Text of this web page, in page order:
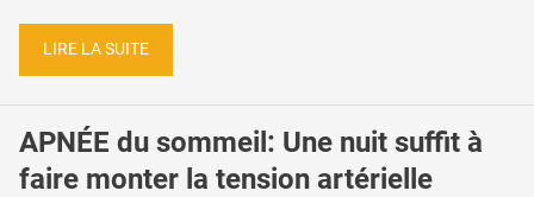
LIRE LA SUITE
APNÉE du sommeil: Une nuit suffit à
faire monter la tension artérielle